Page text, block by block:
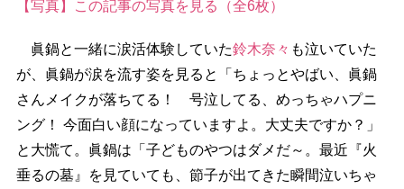
【写真】この記事の写真を見る（全6枚）
眞鍋と一緒に涙活体験していた鈴木奈々 も泣いていた
が、眞鍋が涙を流す姿を見ると「ちょっとやばい、眞鍋
さんメイクが落ちてる！ 号泣してる、めっちゃハプニ
ング！ 今面白い顔になっていますよ。大丈夫ですか？」
と大慌て。眞鍋は「子どものやつはダメだ～。最近『火
垂るの墓』を見ていても、節子が出てきた瞬間泣いちゃ